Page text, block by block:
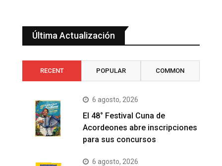
Última Actualización
RECENT POPULAR COMMON
6 agosto, 2026
El 48° Festival Cuna de
Acordeones abre inscripciones
para sus concursos
6 agosto, 2026